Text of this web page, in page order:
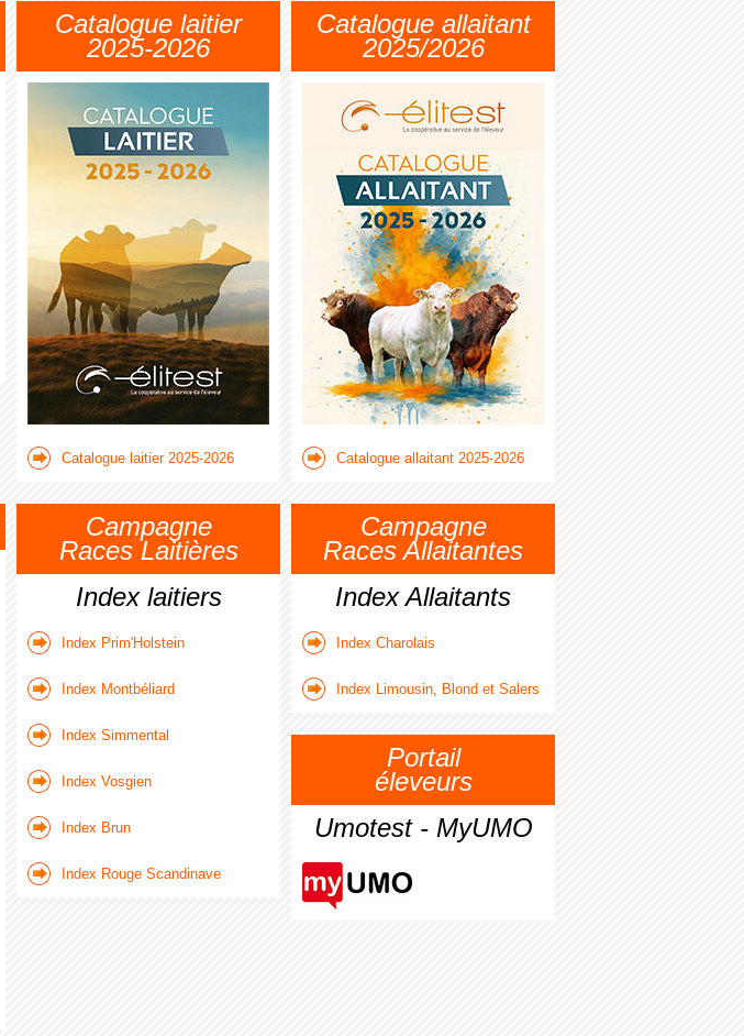
Catalogue laitier
2025-2026
Catalogue laitier 2025-2026
Catalogue allaitant
2025/2026
Catalogue allaitant 2025-2026
Campagne
Races Laitières
Index laitiers
Index Prim'Holstein
Index Montbéliard
Index Simmental
Index Vosgien
Index Brun
Index Rouge Scandinave
Campagne
Races Allaitantes
Index Allaitants
Index Charolais
Index Limousin, Blond et Salers
Portail
éleveurs
Umotest - MyUMO